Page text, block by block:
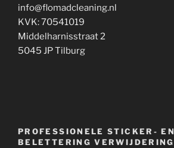
info@flomadcleaning.nl
KVK: 70541019
Middelharnisstraat 2
5045 JP Tilburg
PROFESSIONELE STICKER- EN
BELETTERING VERWIJDERING